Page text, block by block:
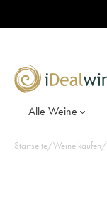
Alle Weine
Startseite/Weine kaufen/